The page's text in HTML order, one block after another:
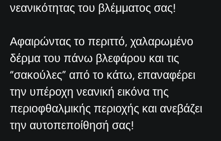
νεανικότητας του βλέμματος σας!
Αφαιρώντας το περιττό, χαλαρωμένο
δέρμα του πάνω βλεφάρου και τις
“σακούλες” από το κάτω, επαναφέρει
την υπέροχη νεανική εικόνα της
περιοφθαλμικής περιοχής και ανεβάζει
την αυτοπεποίθησή σας!